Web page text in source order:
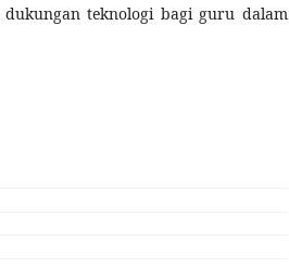
teknologi bagi guru dalam